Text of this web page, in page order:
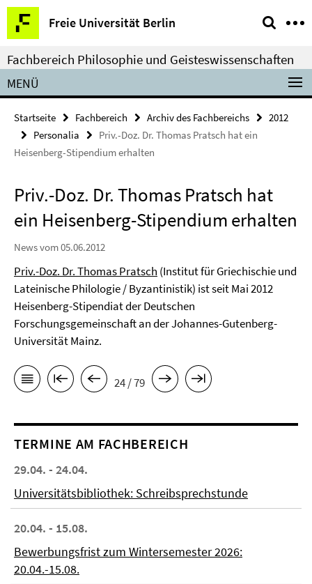
Springe
direkt
zu
Inhalt
Freie Universität Berlin
Service-
Navigation
Fachbereich Philosophie und Geisteswissenschaften
MENÜ
Startseite Fachbereich Archiv des Fachbereichs
2012
Personalia
Priv.-Doz. Dr. Thomas Pratsch hat ein
Heisenberg-Stipendium erhalten
Priv.-Doz. Dr. Thomas Pratsch hat
ein Heisenberg-Stipendium erhalten
News vom 05.06.2012
Priv.-Doz. Dr. Thomas Pratsch (Institut für Griechischie und
Lateinische Philologie / Byzantinistik) ist seit Mai 2012
Heisenberg-Stipendiat der Deutschen
Forschungsgemeinschaft an der Johannes-Gutenberg-
Universität Mainz.
24 / 79
TERMINE AM FACHBEREICH
29.04. - 24.04.
Universitätsbibliothek: Schreibsprechstunde
20.04. - 15.08.
Bewerbungsfrist zum Wintersemester 2026:
20.04.-15.08.